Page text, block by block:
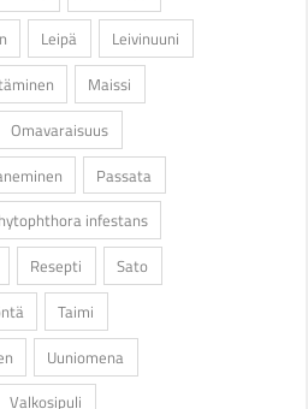
Leipä
Leivinuuni
Maissi
Omavaraisuus
Passata
infestans
Resepti
Sato
Taimi
Uuniomena
Valkosipuli